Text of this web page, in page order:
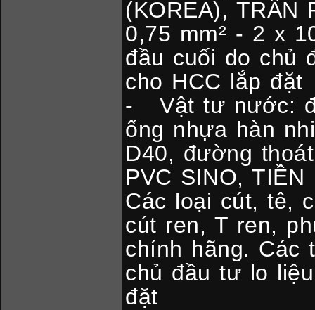
(KOREA),
0,75 mm² - 2 x
đầu cuối do chủ
cho HCC lắp đặt
- Vật tư nước:
ống nhựa hàn
D40, đường
PVC SINO,
Các loại cút, tê,
cút ren, T ren,
chính hãng. Các
chủ đầu tư lo
đặt